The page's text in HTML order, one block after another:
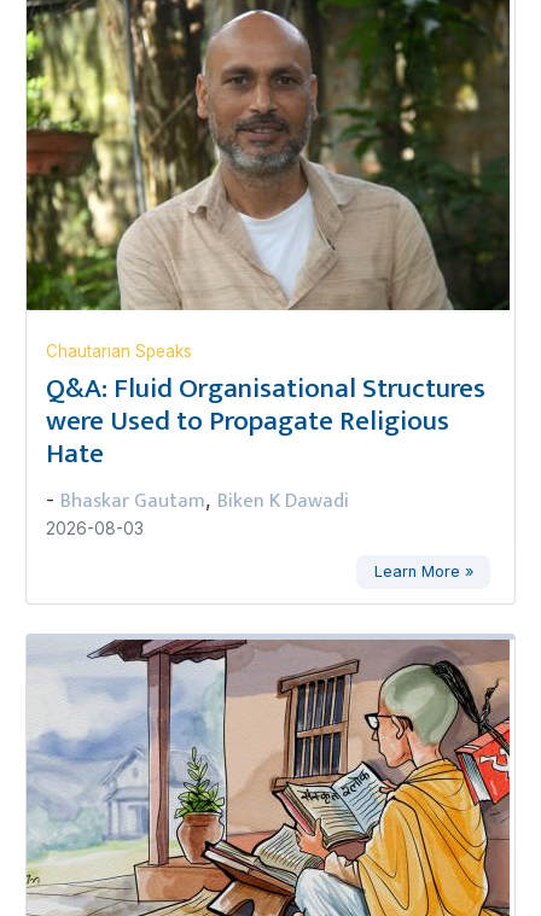
Chautarian Speaks
Q&A: Fluid Organisational Structures
were Used to Propagate Religious
Hate
- Bhaskar Gautam, Biken K Dawadi
2026-08-03
Learn More »